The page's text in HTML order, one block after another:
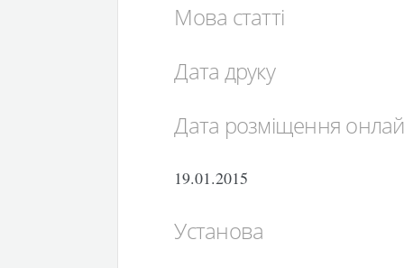
Мова статті
Дата друку
Дата розміщення
19.01.2015
Установа